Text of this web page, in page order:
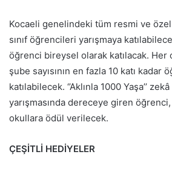
Kocaeli genelindeki tüm resmi ve özel
sınıf öğrencileri yarışmaya
öğrenci bireysel olarak katılacak. Her
şube sayısının en fazla 10 katı kadar
katılabilecek. ‘’Aklınla 1000 Yaşa’’
yarışmasında dereceye giren
okullara ödül verilecek.
ÇEŞİTLİ HEDİYELER